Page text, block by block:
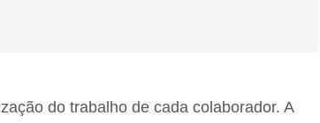
do trabalho de cada colaborador. A